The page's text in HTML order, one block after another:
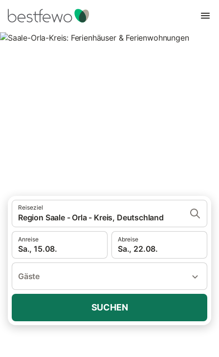
Reiseziel
Region Saale - Orla - Kreis, Deutschland
Anreise
Sa., 15.08.
Abreise
Sa., 22.08.
Gäste
SUCHEN